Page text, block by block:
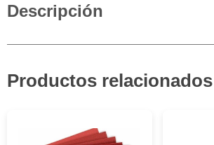
Descripción
Productos relacionados